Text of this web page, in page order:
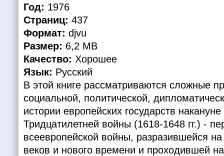
Год: 1976
Страниц: 437
Формат: djvu
Размер: 6,2 MB
Качество: Хорошее
Язык: Русский
В этой книге рассматриваются сложные
социальной, политической,
истории европейских государств
Тридцатилетней войны (1618-1648 гг.) -
всеевропейской войны, разразившейся
веков и нового времени и проходившей